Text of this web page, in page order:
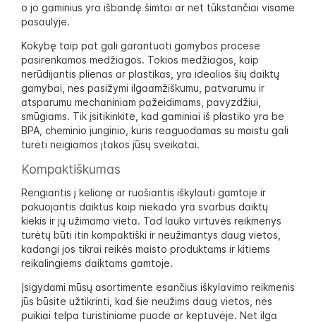
o jo gaminius yra išbandę šimtai ar net tūkstančiai visame
pasaulyje.
Kokybę taip pat gali garantuoti gamybos procese
pasirenkamos medžiagos. Tokios medžiagos, kaip
nerūdijantis plienas ar plastikas, yra idealios šių daiktų
gamybai, nes pasižymi ilgaamžiškumu, patvarumu ir
atsparumu mechaniniam pažeidimams, pavyzdžiui,
smūgiams. Tik įsitikinkite, kad gaminiai iš plastiko yra be
BPA, cheminio junginio, kuris reaguodamas su maistu gali
turėti neigiamos įtakos jūsų sveikatai.
Kompaktiškumas
Rengiantis į kelionę ar ruošiantis iškylauti gamtoje ir
pakuojantis daiktus kaip niekada yra svarbus daiktų
kiekis ir jų užimama vieta. Tad lauko virtuvės reikmenys
turėtų būti itin kompaktiški ir neužimantys daug vietos,
kadangi jos tikrai reikės maisto produktams ir kitiems
reikalingiems daiktams gamtoje.
Įsigydami mūsų asortimente esančius iškylavimo reikmenis
jūs būsite užtikrinti, kad šie neužims daug vietos, nes
puikiai telpa turistiniame puode ar keptuvėje. Net ilga